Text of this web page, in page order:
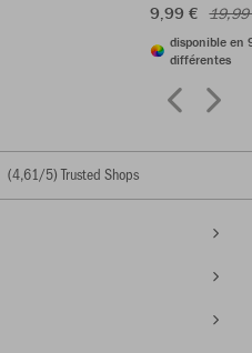
9,99 €
disponible en
différentes
(4,61/5) Trusted Shops